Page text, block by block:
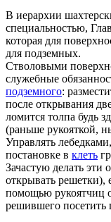
В иерархии
специальностью,
которая для
для подземных.
Стволовыми
служебные
подземного:
после открывания
ломится толпа будь
(раньше рукояткой,
Управлять
постановке в клеть
Зачастую делать эти
открывать решетки),
помощью рукоятчиц
решившего посетить